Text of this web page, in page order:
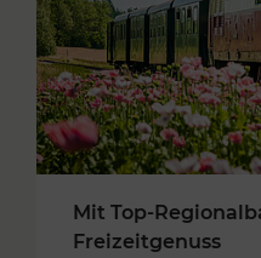
Mit Top-
Freizeitgenuss